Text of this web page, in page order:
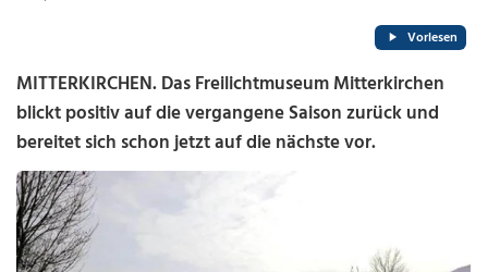
Vorlesen
MITTERKIRCHEN.Das Freilichtmuseum Mitterkirchen
blickt positiv auf die vergangene Saison zurück und
bereitet sich schon jetzt auf die nächste vor.